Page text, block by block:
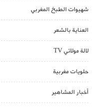
شهيوات الطبخ المغربي
العناية بالشعر
لالة مولاتي TV
حلويات مغربية
أخبار المشاهير